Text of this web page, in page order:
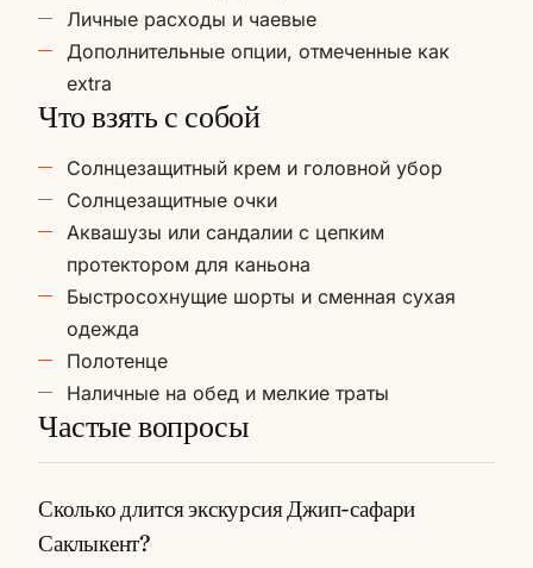
Личные расходы и чаевые
Дополнительные опции, отмеченные как
extra
Что взять с собой
Солнцезащитный крем и головной убор
Солнцезащитные очки
Аквашузы или сандалии с цепким
протектором для каньона
Быстросохнущие шорты и сменная сухая
одежда
Полотенце
Наличные на обед и мелкие траты
Частые вопросы
Сколько длится экскурсия Джип-сафари
Саклыкент?